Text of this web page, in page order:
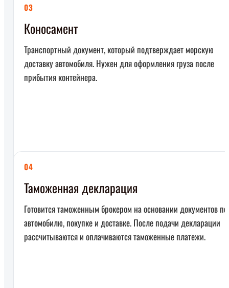
03
Коносамент
Транспортный документ, который подтверждает морскую
доставку автомобиля. Нужен для оформления груза после
прибытия контейнера.
04
Таможенная декларация
Готовится таможенным брокером на основании документов по
автомобилю, покупке и доставке. После подачи декларации
рассчитываются и оплачиваются таможенные платежи.